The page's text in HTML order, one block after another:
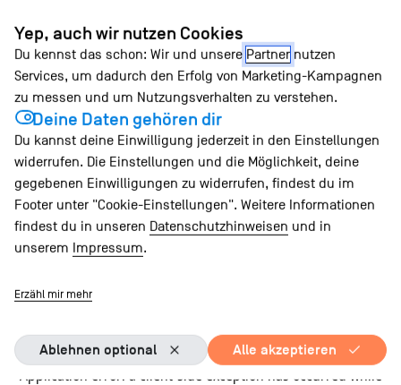
Zum
Inhalt
springen
Application error: a client-side exception has occurred while
Yep, auch wir nutzen Cookies
Du kennst das schon: Wir und unsere Partner nutzen
Services, um dadurch den Erfolg von Marketing-Kampagnen
zu messen und um Nutzungsverhalten zu verstehen.
Deine Daten gehören dir
Du kannst deine Einwilligung jederzeit in den Einstellungen
widerrufen. Die Einstellungen und die Möglichkeit, deine
gegebenen Einwilligungen zu widerrufen, findest du im
Footer unter "Cookie-Einstellungen". Weitere Informationen
findest du in unseren Datenschutzhinweisen und in
unserem Impressum.
Erzähl mir mehr
Ablehnen optional Alle akzeptieren